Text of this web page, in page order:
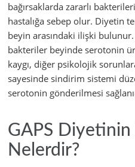
bağırsaklarda zararlı
hastalığa sebep olur. Diyetin
beyin arasındaki ilişki bulunur.
bakteriler beyinde serotonin
kaygı, diğer psikolojik
sayesinde sindirim sistemi
serotonin gönderilmesi
GAPS Diyetinin
Nelerdir?